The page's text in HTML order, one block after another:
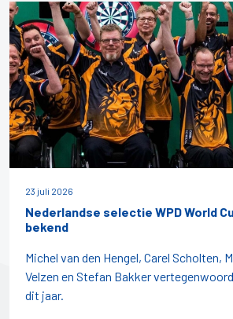
23 juli 2026
Nederlandse selectie WPD World
bekend
Michel van den Hengel, Carel Scholten,
Velzen en Stefan Bakker
dit jaar.